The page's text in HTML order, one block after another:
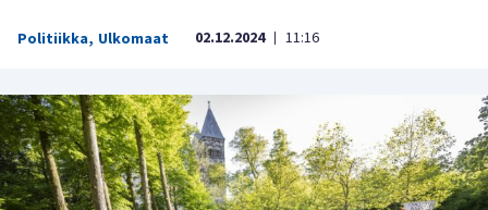
Politiikka, Ulkomaat 02.12.2024 | 11:16